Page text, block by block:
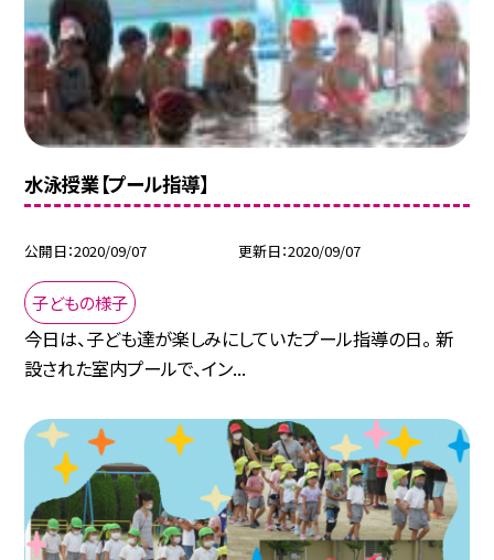
水泳授業【プール指導】
公開日 2020/09/07 更新日 2020/09/07
子どもの様子
今日は、子ども達が楽しみにしていたプール指導の日。 新
設された室内プールで、イン...